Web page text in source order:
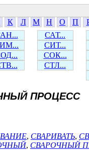
К Л М Н О П
САТ...
СИТ...
СОК...
СТЛ...
ПРОЦЕСС
, СВАРИВАТЬ,
, СВАРОЧНЫЙ